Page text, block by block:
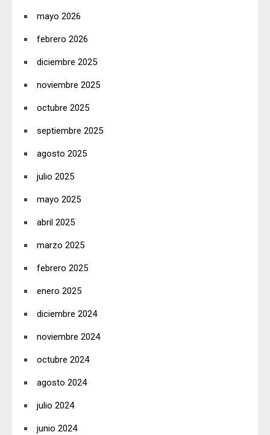
mayo 2026
febrero 2026
diciembre 2025
noviembre 2025
octubre 2025
septiembre 2025
agosto 2025
julio 2025
mayo 2025
abril 2025
marzo 2025
febrero 2025
enero 2025
diciembre 2024
noviembre 2024
octubre 2024
agosto 2024
julio 2024
junio 2024